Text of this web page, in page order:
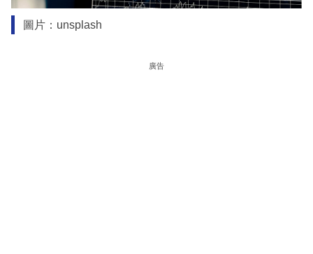
圖片：unsplash
廣告